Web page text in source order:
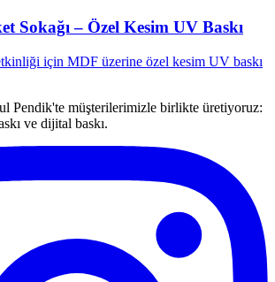
Sokağı – Özel Kesim UV Baskı
için MDF üzerine özel kesim UV baskı
Pendik'te müşterilerimizle birlikte üretiyoruz:
ve dijital baskı.